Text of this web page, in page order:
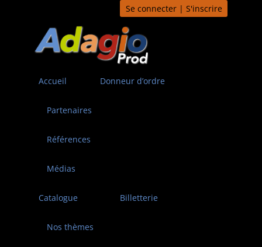
Se connecter | S'inscrire
Accueil
Partenaires
Références
Médias
Donneur d’ordre
Catalogue
Nos thèmes
Billetterie